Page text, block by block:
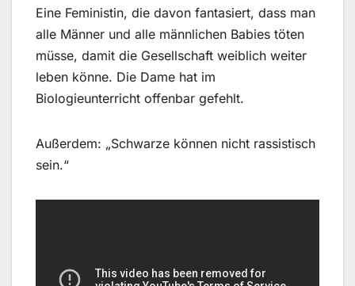
Eine Feministin, die davon fantasiert, dass man
alle Männer und alle männlichen Babies töten
müsse, damit die Gesellschaft weiblich weiter
leben könne. Die Dame hat im
Biologieunterricht offenbar gefehlt.
Außerdem: „Schwarze können nicht rassistisch
sein.“